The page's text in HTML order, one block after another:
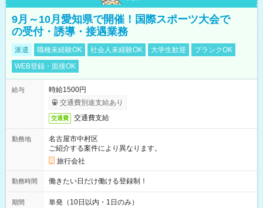
9月～10月愛知県で開催！国際スポーツ大会で
の受付・誘導・接遇業務
派遣 職種未経験OK 社会人未経験OK 大学生歓迎
ブランクOK
WEB登録・面接OK
給与
時給1500円
交通費別途支給あり
交通費 交通費支給
勤務地
名古屋市中村区
ご紹介する案件により異なります。
旅行会社
勤務時間 働きたい日だけ働ける登録制！
期間 単発（10日以内・1日のみ）